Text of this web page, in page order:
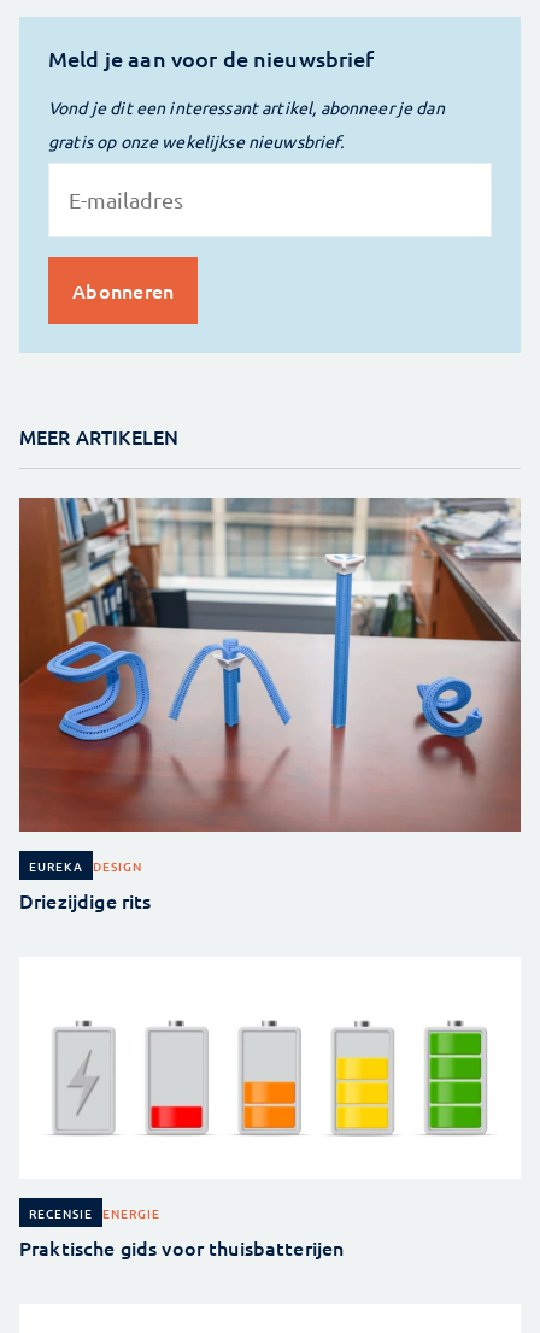
Meld je aan voor de nieuwsbrief
Vond je dit een interessant artikel, abonneer je dan
gratis op onze wekelijkse nieuwsbrief.
MEER ARTIKELEN
EUREKA DESIGN
Driezijdige rits
RECENSIE ENERGIE
Praktische gids voor thuisbatterijen